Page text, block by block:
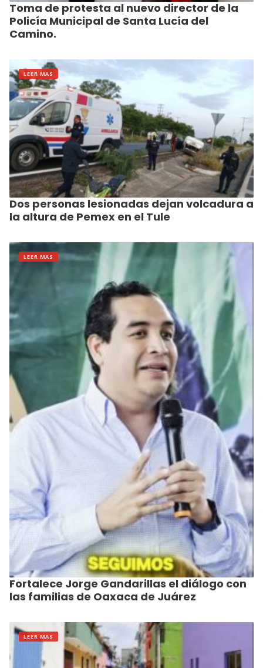
Toma de protesta al nuevo director de la
Policía Municipal de Santa Lucía del
Camino.
LEER MAS
Dos personas lesionadas dejan volcadura a
la altura de Pemex en el Tule
LEER MAS
Fortalece Jorge Gandarillas el diálogo con
las familias de Oaxaca de Juárez
LEER MAS